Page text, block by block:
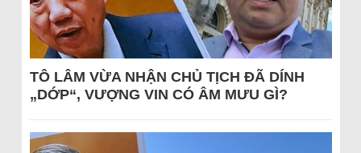
TÔ LÂM VỪA NHẬN CHỦ TỊCH ĐÃ DÍNH
„DỚP“, VƯỢNG VIN CÓ ÂM MƯU GÌ?